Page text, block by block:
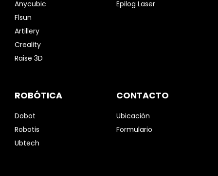
Anycubic
Flsun
Artillery
Creality
Raise 3D
Epilog Laser
ROBÓTICA
Dobot
Robotis
Ubtech
CONTACTO
Ubicación
Formulario